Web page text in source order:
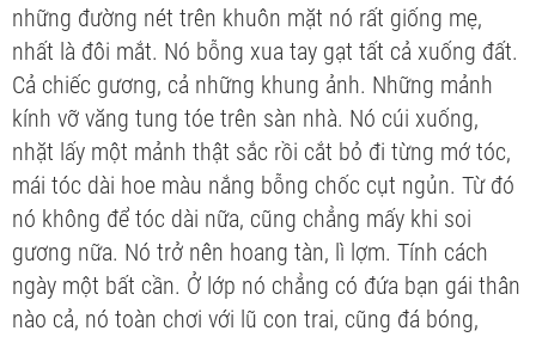
những đường nét trên khuôn mặt nó rất giống mẹ,
nhất là đôi mắt. Nó bỗng xua tay gạt tất cả xuống đất.
Cả chiếc gương, cả những khung ảnh. Những mảnh
kính vỡ văng tung tóe trên sàn nhà. Nó cúi xuống,
nhặt lấy một mảnh thật sắc rồi cắt bỏ đi từng mớ tóc,
mái tóc dài hoe màu nắng bỗng chốc cụt ngủn. Từ đó
nó không để tóc dài nữa, cũng chẳng mấy khi soi
gương nữa. Nó trở nên hoang tàn, lì lợm. Tính cách
ngày một bất cần. Ở lớp nó chẳng có đứa bạn gái thân
nào cả, nó toàn chơi với lũ con trai, cũng đá bóng,